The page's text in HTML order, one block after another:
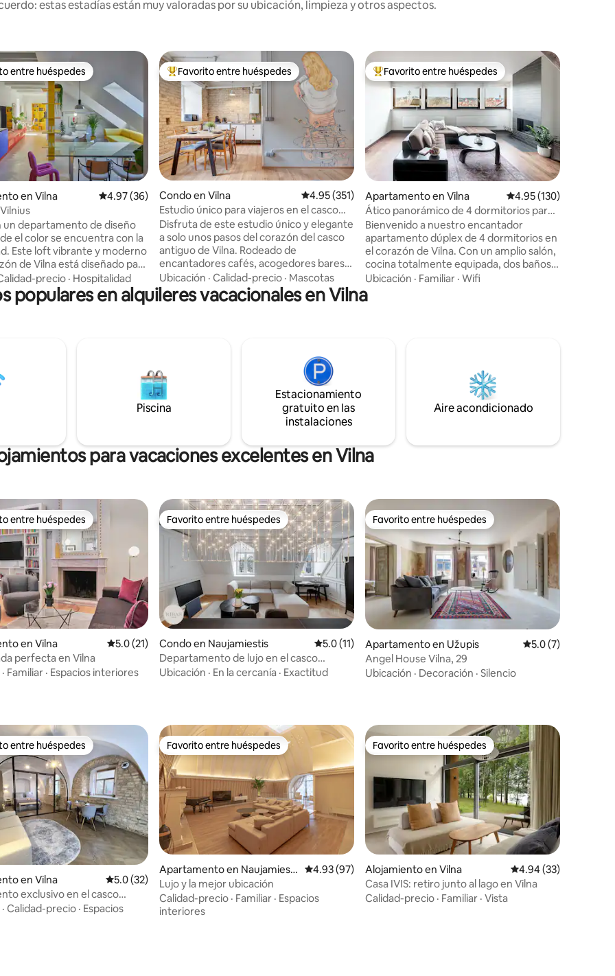
estas estadías están muy valoradas por su ubicación, limpieza y otros aspectos.
de 5, 137 reseñas
huéspedes preferido
entre huéspedes
en Vilna Calificación promedio: 4.97 de 5, 36 reseñas
4.97 (36)
un departamento de diseño
el color se encuentra con la
Este loft vibrante y moderno
de Vilna está diseñado para
que aprecian el estilo, la
toque de lujo. Ubicado a
de cafeterías, restaurantes,
de fin de semana y viajeros
que buscan comodidad,
en el centro de la
precio · Hospitalidad
Favorito entre huéspedes preferido
Favorito entre huéspedes
Condo en Vilna Calificación promedio: 4.95 de 5, 351 reseñas
4.95 (351)
Estudio único para viajeros en el casco
antiguo
Disfruta de este estudio único y elegante
a solo unos pasos del corazón del casco
antiguo de Vilna. Rodeado de
encantadores cafés, acogedores bares,
un mercado de comida interior y un
parque con excelentes vistas de Vilna,
este estudio de 38 metros cuadrados
de 120 años, a solo cuatro paradas de
autobús del aeropuerto de Vilna y a 10
minutos a pie de la estación de
tren/autobús.
Ubicación · Calidad-precio · Mascotas
Favorito entre huéspedes preferido
Favorito entre huéspedes
Apartamento en Vilna Calificación promedio:
4.95 (130)
Ático panorámico de 4 dormitorios para
8 personas en el casco antiguo
Bienvenido a nuestro encantador
apartamento dúplex de 4 dormitorios en
el corazón de Vilna. Con un amplio salón,
cocina totalmente equipada, dos baños y
un acogedor balcón, es tu refugio
urbano perfecto. Déjate inspirar por el
arte original y disfruta de las
campana de las iglesias históricas y
explora las vibrantes cafeterías, galerías,
tiendas y restaurantes justo a la vuelta de
Ubicación · Familiar · Wifi
populares en alquileres vacacionales en Vilna
Piscina
Estacionamiento
gratuito en las
instalaciones
Aire acondicionado
para vacaciones excelentes en Vilna
de 5, 40 reseñas
huéspedes preferido
entre huéspedes
en Vilna Calificación promedio: 5.0 de 5, 21 reseñas
5.0 (21)
perfecta en Vilna
· Familiar · Espacios interiores
Favorito entre huéspedes
Favorito entre huéspedes
Condo en Naujamiestis Calificación promedio: 5.0 de 5, 11 reseñas
5.0 (11)
Departamento de lujo en el casco
antiguo con estacionamiento reservado
Ubicación · En la cercanía · Exactitud
Favorito entre huéspedes
Favorito entre huéspedes
Apartamento en Užupis Calificación
5.0 (7)
Angel House Vilna, 29
Ubicación · Decoración · Silencio
de 5, 17 reseñas
huéspedes preferido
entre huéspedes
en Vilna Calificación promedio: 5.0 de 5, 32 reseñas
5.0 (32)
exclusivo en el casco
· Calidad-precio · Espacios
Favorito entre huéspedes
Favorito entre huéspedes
Apartamento en Naujamiesti
s
Calificación promedio: 4.93 de 5, 97 reseñas
4.93 (97)
Lujo y la mejor ubicación
Calidad-precio · Familiar · Espacios
interiores
Favorito entre huéspedes
Favorito entre huéspedes
Alojamiento en Vilna Calificación
4.94 (33)
Casa IVIS: retiro junto al lago en Vilna
Calidad-precio · Familiar · Vista